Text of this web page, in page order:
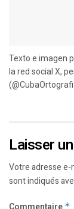
Texto e imagen
la red social X,
Laisser
Votre adresse e-
sont indiqués
*